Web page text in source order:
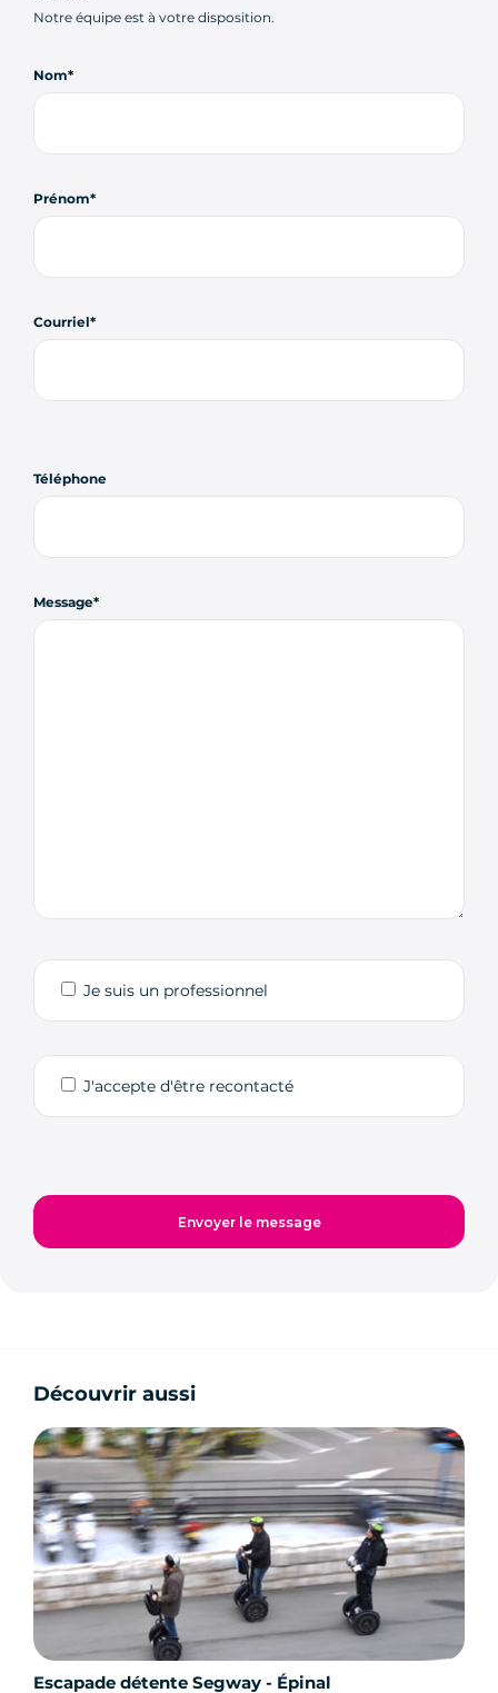
Notre équipe est à votre disposition.
Nom
Prénom
Courriel
Téléphone
Message
Je suis un professionnel
J'accepte d'être recontacté
Découvrir aussi
Escapade détente Segway - Épinal